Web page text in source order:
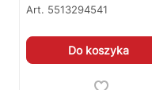
Art. 5513294541
Do koszyka